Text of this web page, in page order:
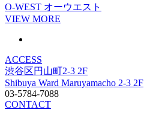
O-WEST オーウエスト
VIEW MORE
ACCESS
渋谷区円山町2-3 2F
Shibuya Ward Maruyamacho 2-3 2F
03-5784-7088
CONTACT